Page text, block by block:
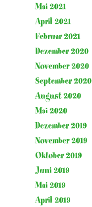
Mai 2021
April 2021
Februar 2021
Dezember 2020
November 2020
September 2020
August 2020
Mai 2020
Dezember 2019
November 2019
Oktober 2019
Juni 2019
Mai 2019
April 2019